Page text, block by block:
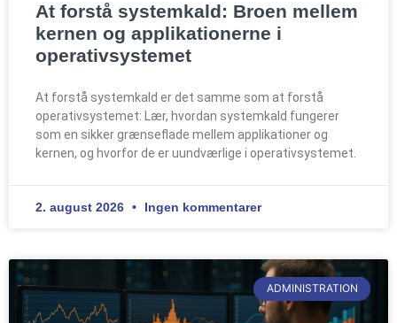
At forstå systemkald: Broen mellem
kernen og applikationerne i
operativsystemet
At forstå systemkald er det samme som at forstå
operativsystemet: Lær, hvordan systemkald fungerer
som en sikker grænseflade mellem applikationer og
kernen, og hvorfor de er uundværlige i operativsystemet.
2. august 2026 Ingen kommentarer
ADMINISTRATION